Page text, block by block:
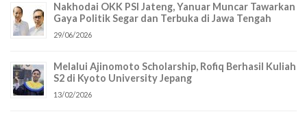
Nakhodai OKK PSI Jateng, Yanuar Muncar Tawarkan
Gaya Politik Segar dan Terbuka di Jawa Tengah
29/06/2026
Melalui Ajinomoto Scholarship, Rofiq Berhasil Kuliah
S2 di Kyoto University Jepang
13/02/2026